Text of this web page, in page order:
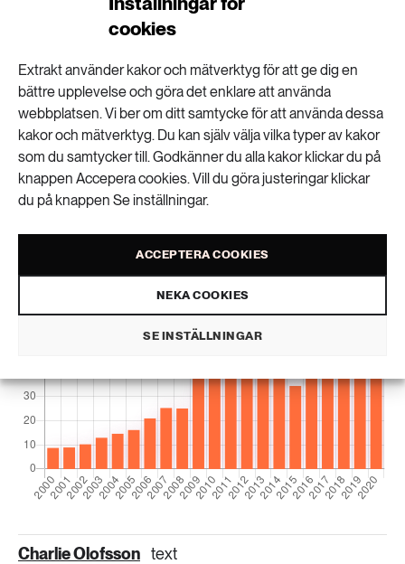
cookies
Extrakt använder kakor och mätverktyg för att ge dig en
bättre upplevelse och göra det enklare att använda
webbplatsen. Vi ber om ditt samtycke för att använda dessa
kakor och mätverktyg. Du kan själv välja vilka typer av kakor
som du samtycker till. Godkänner du alla kakor klickar du på
knappen Accepera cookies. Vill du göra justeringar klickar
du på knappen Se inställningar.
ACCEPTERA COOKIES
NEKA COOKIES
SE INSTÄLLNINGAR
egentligen beror det på vilken typ av konsument du
är gjord av certifierat eller återvunnet guld, men om
du funderar på att investera i guld på
aktiemarknaden är det bästa att låta bli.
Prisutvecklingen för guld
mellan åren 2000 – 2020. Staplarna visar dollar per
gram avrundat till en decimal.
Charlie Olofsson text